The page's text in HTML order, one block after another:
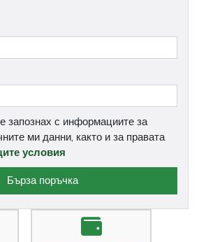
запознах с информациите за
ми данни, както и за правата
условия
Бърза поръчка